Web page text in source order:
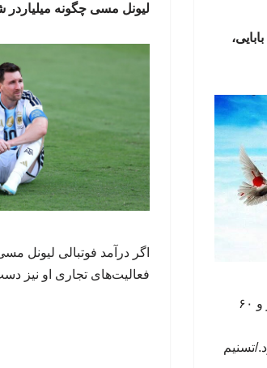
شهید بابایی بیش از ۳۰۰۰ ساعت پرواز و ۶۰
لیونل مسی چگونه میلیاردر
اگر درآمد فوتبالی لیونل
فعالیت‌های تجاری او نیز